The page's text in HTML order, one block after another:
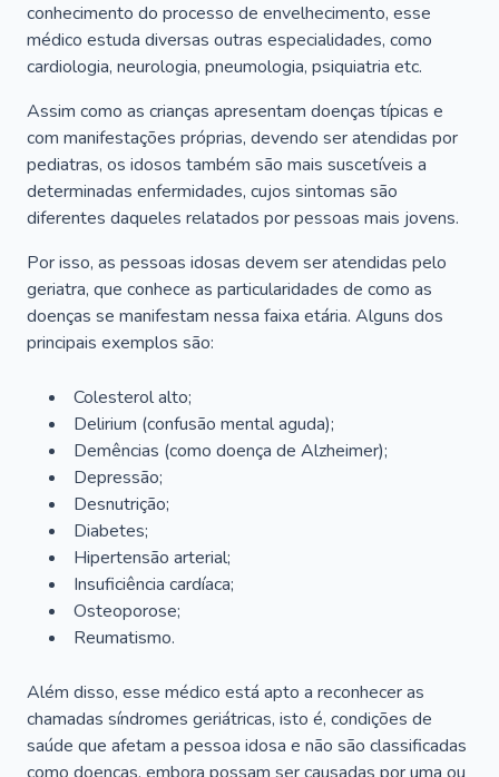
conhecimento do processo de envelhecimento, esse
médico estuda diversas outras especialidades, como
cardiologia, neurologia, pneumologia, psiquiatria etc.
Assim como as crianças apresentam doenças típicas e
com manifestações próprias, devendo ser atendidas por
pediatras, os idosos também são mais suscetíveis a
determinadas enfermidades, cujos sintomas são
diferentes daqueles relatados por pessoas mais jovens.
Por isso, as pessoas idosas devem ser atendidas pelo
geriatra, que conhece as particularidades de como as
doenças se manifestam nessa faixa etária. Alguns dos
principais exemplos são:
Colesterol alto;
Delirium (confusão mental aguda);
Demências (como doença de Alzheimer);
Depressão;
Desnutrição;
Diabetes;
Hipertensão arterial;
Insuficiência cardíaca;
Osteoporose;
Reumatismo.
Além disso, esse médico está apto a reconhecer as
chamadas síndromes geriátricas, isto é, condições de
saúde que afetam a pessoa idosa e não são classificadas